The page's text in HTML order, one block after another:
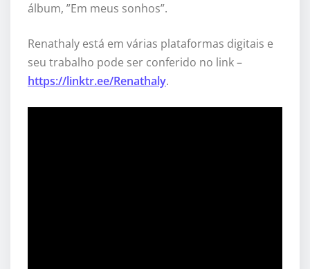
álbum, ”Em meus sonhos”.
Renathaly está em várias plataformas digitais e
seu trabalho pode ser conferido no link –
https://linktr.ee/Renathaly.